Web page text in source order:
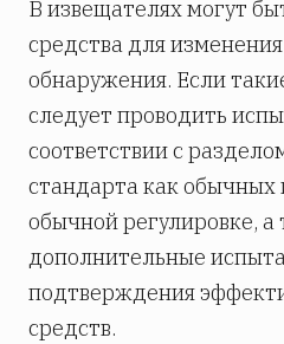
В извещателях могут
средства для
обнаружения. Если
следует проводить
соответствии с
стандарта как
обычной регулировке, а
дополнительные
подтверждения
средств.